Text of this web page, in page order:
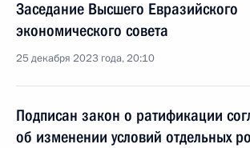
Заседание Высшего Евразийского
экономического совета
25 декабря 2023 года, 20:10
Подписан закон о ратификации
об изменении условий отдельных